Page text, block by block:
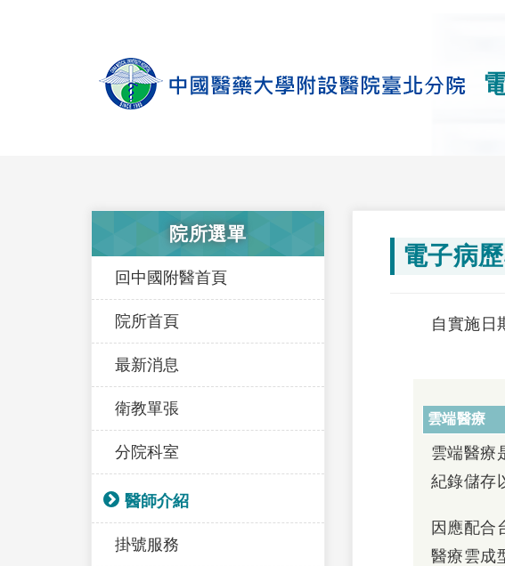
院所選單
回中國附醫首頁
院所首頁
最新消息
衛教單張
分院科室
醫師介紹
掛號服務
電子病
自實施日
雲端醫療
雲端醫療
紀錄儲存
因應配合
醫療雲成